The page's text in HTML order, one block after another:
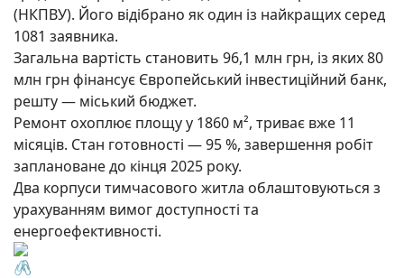
(НКПВУ). Його відібрано як один із найкращих серед
1081 заявника.
Загальна вартість становить 96,1 млн грн, із яких 80
млн грн фінансує Європейський інвестиційний банк,
решту — міський бюджет.
Ремонт охоплює площу у 1860 м², триває вже 11
місяців. Стан готовності — 95 %, завершення робіт
заплановане до кінця 2025 року.
Два корпуси тимчасового житла облаштовуються з
урахуванням вимог доступності та
енергоефективності.